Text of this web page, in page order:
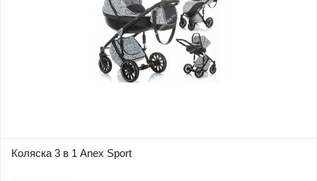
Коляска 3 в 1 Anex Sport